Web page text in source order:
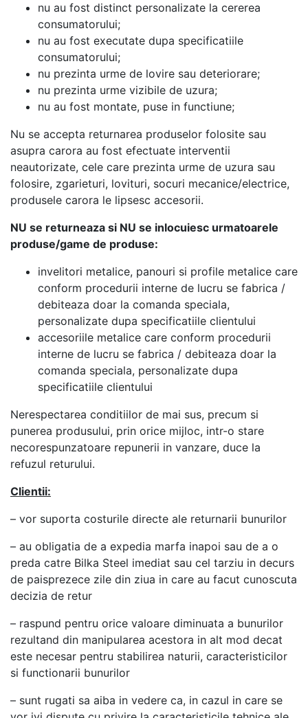
nu au fost distinct personalizate la cererea
consumatorului;
nu au fost executate dupa specificatiile
consumatorului;
nu prezinta urme de lovire sau deteriorare;
nu prezinta urme vizibile de uzura;
nu au fost montate, puse in functiune;
Nu se accepta returnarea produselor folosite sau
asupra carora au fost efectuate interventii
neautorizate, cele care prezinta urme de uzura sau
folosire, zgarieturi, lovituri, socuri mecanice/electrice,
produsele carora le lipsesc accesorii.
NU se returneaza si NU se inlocuiesc urmatoarele
produse/game de produse:
invelitori metalice, panouri si profile metalice care
conform procedurii interne de lucru se fabrica /
debiteaza doar la comanda speciala,
personalizate dupa specificatiile clientului
accesoriile metalice care conform procedurii
interne de lucru se fabrica / debiteaza doar la
comanda speciala, personalizate dupa
specificatiile clientului
Nerespectarea conditiilor de mai sus, precum si
punerea produsului, prin orice mijloc, intr-o stare
necorespunzatoare repunerii in vanzare, duce la
refuzul returului.
Clientii:
– vor suporta costurile directe ale returnarii bunurilor
– au obligatia de a expedia marfa inapoi sau de a o
preda catre Bilka Steel imediat sau cel tarziu in decurs
de paisprezece zile din ziua in care au facut cunoscuta
decizia de retur
– raspund pentru orice valoare diminuata a bunurilor
rezultand din manipularea acestora in alt mod decat
este necesar pentru stabilirea naturii, caracteristicilor
si functionarii bunurilor
– sunt rugati sa aiba in vedere ca, in cazul in care se